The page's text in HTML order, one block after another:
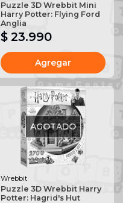
Puzzle 3D Wrebbit Mini
Harry Potter: Flying Ford
Anglia
$ 23.990
Agregar
AGOTADO
Wrebbit
Puzzle 3D Wrebbit Harry
Potter: Hagrid's Hut